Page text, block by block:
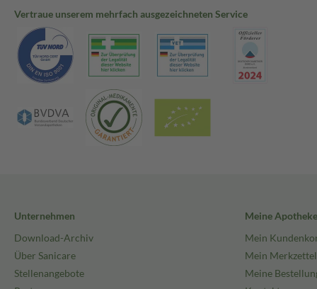
Vertraue unserem mehrfach ausgezeichneten Service
Unternehmen
Download-Archiv
Über Sanicare
Stellenangebote
Meine Apotheke
Mein
Mein Merkzettel
Meine